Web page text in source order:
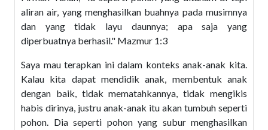
aliran air, yang menghasilkan buahnya pada musimnya
dan yang tidak layu daunnya; apa saja yang
diperbuatnya berhasil." Mazmur 1:3
Saya mau terapkan ini dalam konteks anak-anak kita.
Kalau kita dapat mendidik anak, membentuk anak
dengan baik, tidak mematahkannya, tidak mengikis
habis dirinya, justru anak-anak itu akan tumbuh seperti
pohon. Dia seperti pohon yang subur menghasilkan